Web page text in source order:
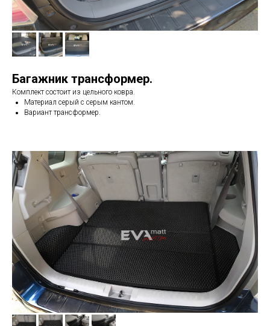
Багажник трансформер.
Комплект состоит из цельного ковра.
Материал серый с серым кантом.
Вариант трансформер.